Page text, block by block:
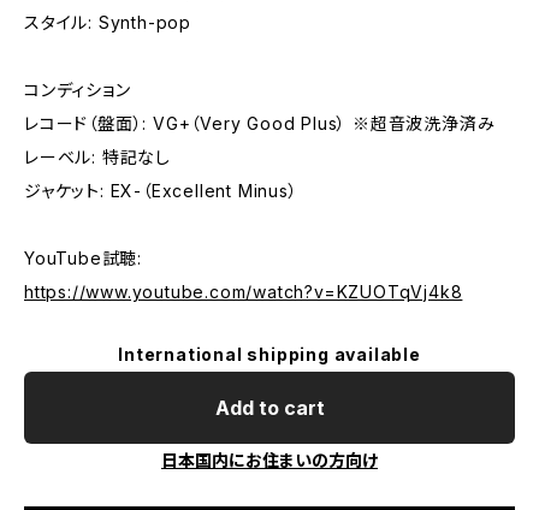
スタイル: Synth-pop
コンディション
レコード（盤面）: VG+（Very Good Plus） ※超音波洗浄済み
レーベル: 特記なし
ジャケット: EX-（Excellent Minus）
YouTube試聴:
https://www.youtube.com/watch?v=KZUOTqVj4k8
International shipping available
Add to cart
日本国内にお住まいの方向け